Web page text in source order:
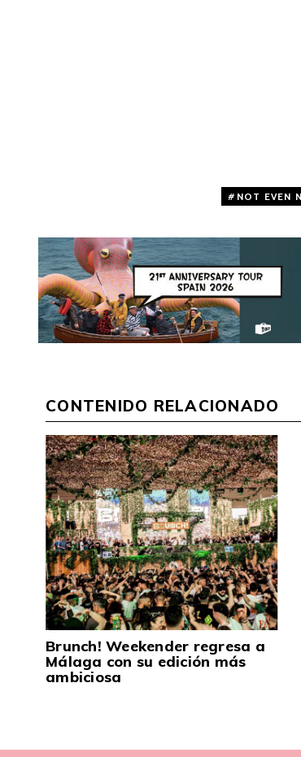
NOT EVEN
CONTENIDO RELACIONADO
Brunch! Weekender regresa a
Málaga con su edición más
ambiciosa